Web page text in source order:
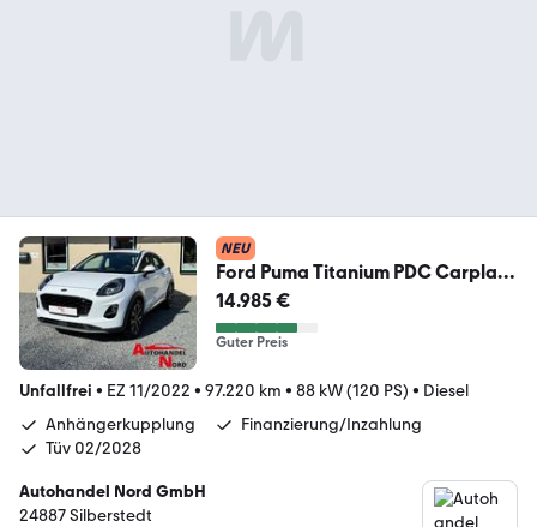
NEU
Ford Puma Titanium PDC Carplay
Android AHK Tüv 02/28
14.985 €
Guter Preis
Unfallfrei • EZ 11/2022 • 97.220 km • 88 kW (120 PS) • Diesel
Anhängerkupplung
Finanzierung/Inzahlung
Tüv 02/2028
Autohandel Nord GmbH
24887 Silberstedt